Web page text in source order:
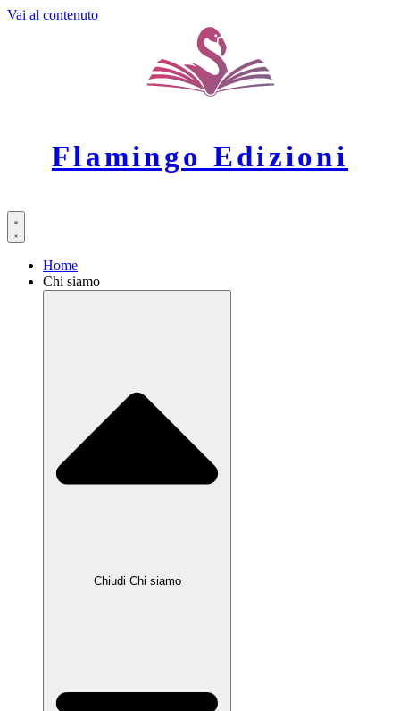
Vai al contenuto
Flamingo Edizioni
Home
Chi siamo
Chiudi Chi siamo